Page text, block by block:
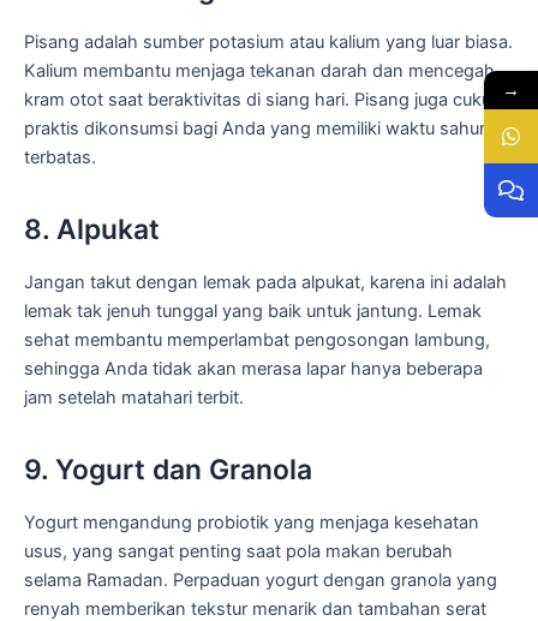
Pisang adalah sumber potasium atau kalium yang luar biasa.
Kalium membantu menjaga tekanan darah dan mencegah
kram otot saat beraktivitas di siang hari. Pisang juga cukup
praktis dikonsumsi bagi Anda yang memiliki waktu sahur
terbatas.
8. Alpukat
Jangan takut dengan lemak pada alpukat, karena ini adalah
lemak tak jenuh tunggal yang baik untuk jantung. Lemak
sehat membantu memperlambat pengosongan lambung,
sehingga Anda tidak akan merasa lapar hanya beberapa
jam setelah matahari terbit.
9. Yogurt dan Granola
Yogurt mengandung probiotik yang menjaga kesehatan
usus, yang sangat penting saat pola makan berubah
selama Ramadan. Perpaduan yogurt dengan granola yang
renyah memberikan tekstur menarik dan tambahan serat
→